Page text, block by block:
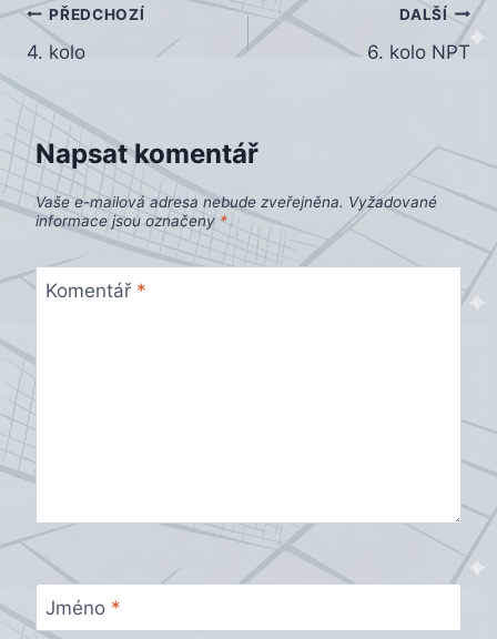
Navigace
pro
příspěvek
PŘEDCHOZÍ
4. kolo
DALŠÍ
6. kolo NPT
Napsat komentář
Vaše e-mailová adresa nebude zveřejněna. Vyžadované
informace jsou označeny *
Komentář *
Jméno *